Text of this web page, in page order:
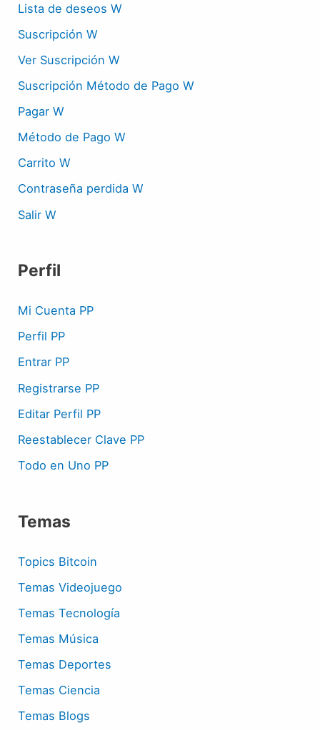
Lista de deseos W
Suscripción W
Ver Suscripción W
Suscripción Método de Pago W
Pagar W
Método de Pago W
Carrito W
Contraseña perdida W
Salir W
Perfil
Mi Cuenta PP
Perfil PP
Entrar PP
Registrarse PP
Editar Perfil PP
Reestablecer Clave PP
Todo en Uno PP
Temas
Topics Bitcoin
Temas Videojuego
Temas Tecnología
Temas Música
Temas Deportes
Temas Ciencia
Temas Blogs